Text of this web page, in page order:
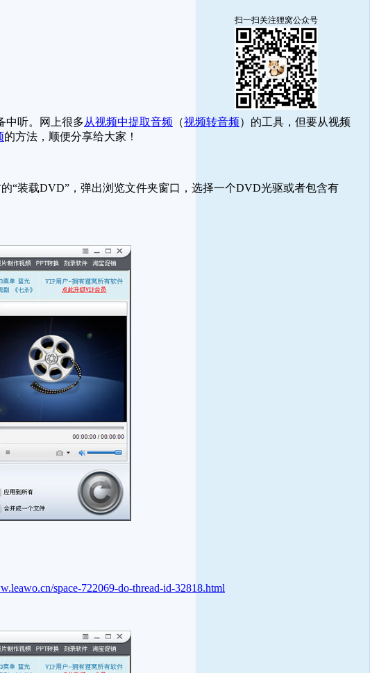
扫一扫关注狸窝公众号
中听。网上很多从视频中提取音频 （视频转音频）的工具，但要从视频
的方法，顺便分享给大家！
装载DVD”，弹出浏览文件夹窗口，选择一个DVD光驱或者包含有
space-722069-do-thread-id-32818.html